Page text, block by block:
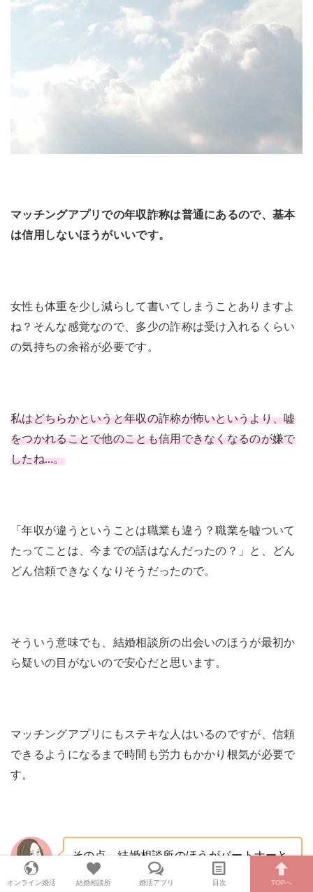
マッチングアプリでの年収詐称は普通にあるので、基本
は信用しないほうがいいです。
女性も体重を少し減らして書いてしまうことありますよ
ね？そんな感覚なので、多少の詐称は受け入れるくらい
の気持ちの余裕が必要です。
私はどちらかというと年収の詐称が怖いというより、嘘
をつかれることで他のことも信用できなくなるのが嫌で
したね…。
「年収が違うということは職業も違う？職業を嘘ついて
たってことは、今までの話はなんだったの？」と、どん
どん信頼できなくなりそうだったので。
そういう意味でも、結婚相談所の出会いのほうが最初か
ら疑いの目がないので安心だと思います。
マッチングアプリにもステキな人はいるのですが、信頼
できるようになるまで時間も労力もかかり根気が必要で
す。
その点、結婚相談所のほうがパートナーと
出会えるスピードが早いです。
オンライン婚活 結婚相談所 婚活アプリ 目次 TOPへ